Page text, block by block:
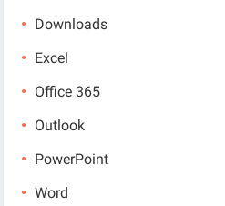
Downloads
Excel
Office 365
Outlook
PowerPoint
Word